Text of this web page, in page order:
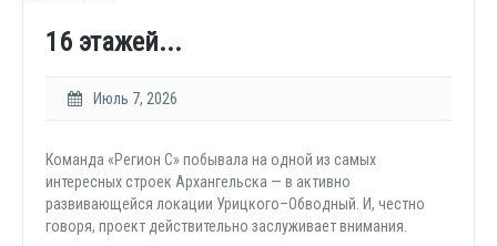
16 этажей...
Июль 7, 2026
Команда «Регион С» побывала на одной из самых
интересных строек Архангельска — в активно
развивающейся локации Урицкого–Обводный. И, честно
говоря, проект действительно заслуживает внимания.